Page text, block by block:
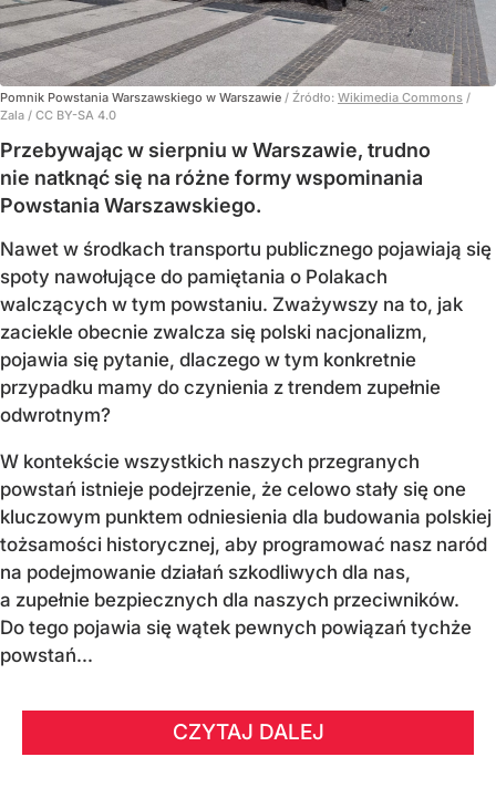
Pomnik Powstania Warszawskiego w Warszawie / Źródło: Wikimedia Commons /
Zala / CC BY-SA 4.0
Przebywając w sierpniu w Warszawie, trudno
nie natknąć się na różne formy wspominania
Powstania Warszawskiego.
Nawet w środkach transportu publicznego pojawiają się
spoty nawołujące do pamiętania o Polakach
walczących w tym powstaniu. Zważywszy na to, jak
zaciekle obecnie zwalcza się polski nacjonalizm,
pojawia się pytanie, dlaczego w tym konkretnie
przypadku mamy do czynienia z trendem zupełnie
odwrotnym?
W kontekście wszystkich naszych przegranych
powstań istnieje podejrzenie, że celowo stały się one
kluczowym punktem odniesienia dla budowania polskiej
tożsamości historycznej, aby programować nasz naród
na podejmowanie działań szkodliwych dla nas,
a zupełnie bezpiecznych dla naszych przeciwników.
Do tego pojawia się wątek pewnych powiązań tychże
powstań...
CZYTAJ DALEJ